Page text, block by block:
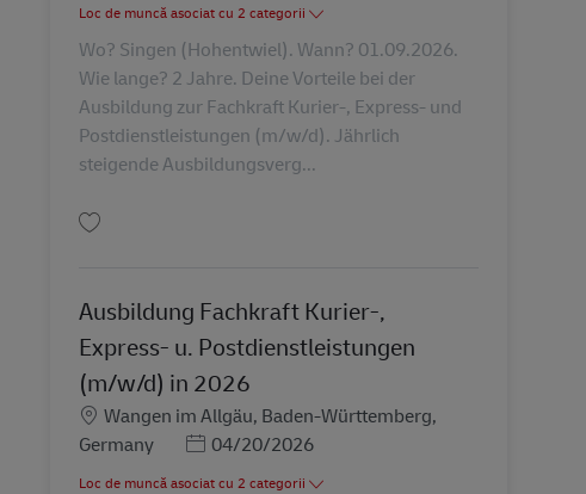
Loc de muncă asociat cu 2 categorii
Wo? Singen (Hohentwiel). Wann? 01.09.2026.
Wie lange? 2 Jahre. Deine Vorteile bei der
Ausbildung zur Fachkraft Kurier-, Express- und
Postdienstleistungen (m/w/d). Jährlich
steigende Ausbildungsverg...
Ausbildung Fachkraft Kurier-,
Express- u. Postdienstleistungen
(m/w/d) in 2026
Locație
Wangen im Allgäu, Baden-Württemberg,
Germany
Posted Date
04/20/2026
Loc de muncă asociat cu 2 categorii